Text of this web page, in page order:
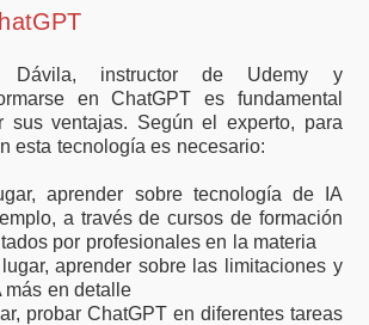
Dávila, instructor de Udemy y
en ChatGPT es fundamental
sus ventajas. Según el experto, para
esta tecnología es necesario:
aprender sobre tecnología de IA
a través de cursos de formación
por profesionales en la materia
aprender sobre las limitaciones y
más en detalle
probar ChatGPT en diferentes tareas